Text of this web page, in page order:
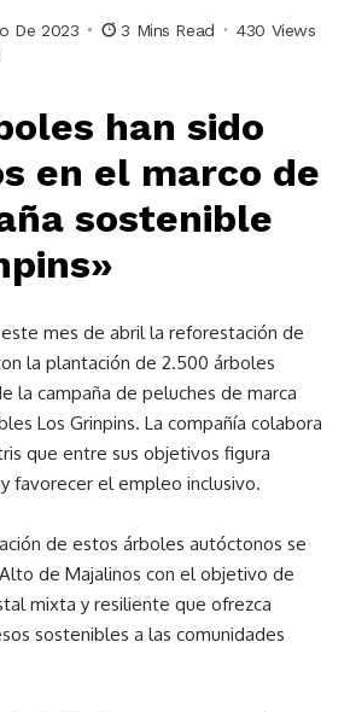
De 2023 3 Mins Read 430 Views
han sido
en el marco de
sostenible
mes de abril la reforestación de
la plantación de 2.500 árboles
la campaña de peluches de marca
Los Grinpins. La compañía colabora
que entre sus objetivos figura
favorecer el empleo inclusivo.
de estos árboles autóctonos se
de Majalinos con el objetivo de
mixta y resiliente que ofrezca
sostenibles a las comunidades